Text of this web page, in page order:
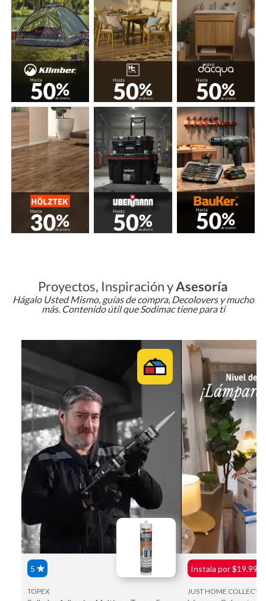
Proyectos, Inspiración yAsesoría
Hágalo Usted Mismo, guías de compra, Decolovers y mucho
más. Contenido útil que Sodimac tiene para ti